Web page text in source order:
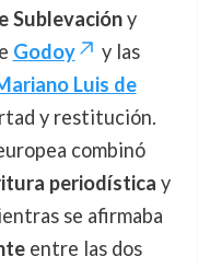
Sublevacióny
Godoy
y las
Luis de
y restitución.
combinó
periodística y
se afirmaba
entre las dos